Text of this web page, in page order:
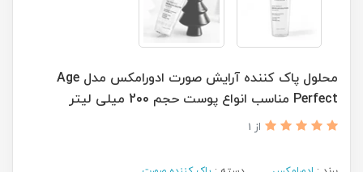
محلول پاک کننده آرایش صورت ادورامکس مدل Age
Perfect مناسب انواع پوست حجم 200 میلی لیتر
از 1